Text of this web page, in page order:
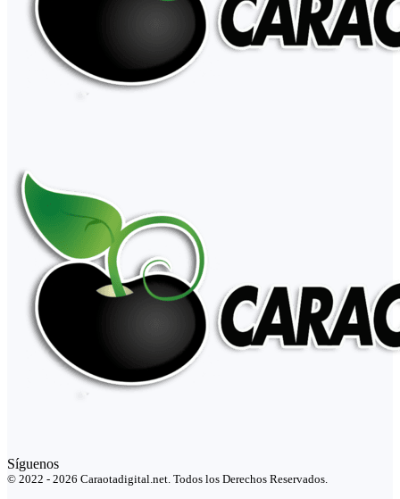
Síguenos
© 2022 - 2026 Caraotadigital.net. Todos los Derechos Reservados.